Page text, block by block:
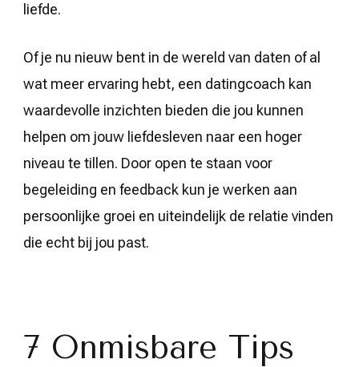
liefde.
Of je nu nieuw bent in de wereld van daten of al
wat meer ervaring hebt, een datingcoach kan
waardevolle inzichten bieden die jou kunnen
helpen om jouw liefdesleven naar een hoger
niveau te tillen. Door open te staan voor
begeleiding en feedback kun je werken aan
persoonlijke groei en uiteindelijk de relatie vinden
die echt bij jou past.
7 Onmisbare Tips